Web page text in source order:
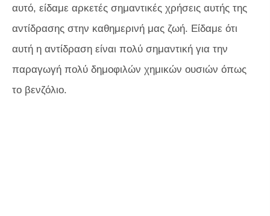
αυτό, είδαμε αρκετές σημαντικές χρήσεις αυτής της
αντίδρασης στην καθημερινή μας ζωή. Είδαμε ότι
αυτή η αντίδραση είναι πολύ σημαντική για την
παραγωγή πολύ δημοφιλών χημικών ουσιών όπως
το βενζόλιο.